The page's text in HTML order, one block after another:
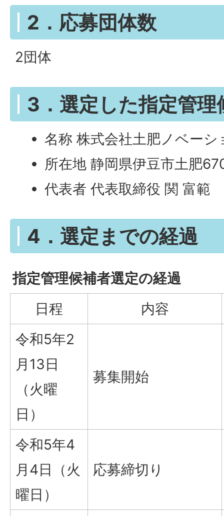
2．応募団体数
2団体
3．選定した指定管理
名称 株式会社土肥ノベーシ
所在地 静岡県伊豆市土肥
代表者 代表取締役 関 富範
4．選定までの経過
指定管理候補者選定の経過
日程
内容
令和5年2
月13日
（火曜
日）
募集開始
令和5年4
月4日（火
曜日）
応募締切り